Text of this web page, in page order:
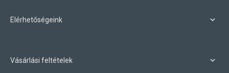
Elérhetőségeink
Vásárlási feltételek